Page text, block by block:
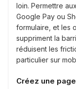
loin. Permettre
Google Pay ou
formulaire, et les
suppriment la
réduisent les
particulier sur
Créez une